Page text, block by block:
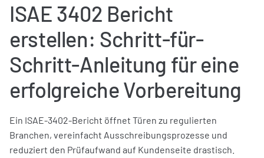
ISAE 3402 Bericht
erstellen: Schritt-für-
Schritt-Anleitung für eine
erfolgreiche Vorbereitung
Ein ISAE-3402-Bericht öffnet Türen zu regulierten
Branchen, vereinfacht Ausschreibungsprozesse und
reduziert den Prüfaufwand auf Kundenseite drastisch.